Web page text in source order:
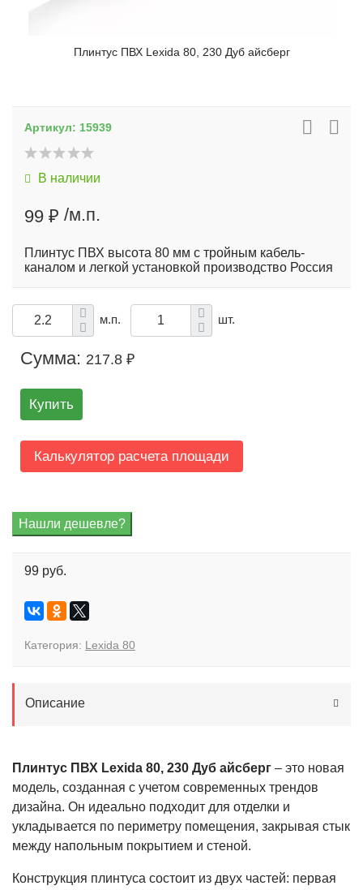
Плинтус ПВХ Lexida 80, 230 Дуб айсберг
Артикул: 15939
В наличии
99 ₽ /м.п.
Плинтус ПВХ высота 80 мм с тройным кабель-
каналом и легкой установкой производство Россия
м.п. шт.
Сумма: 217.8 ₽
Купить
Калькулятор расчета площади
99 руб.
Категория: Lexida 80
Описание
Плинтус ПВХ Lexida 80, 230 Дуб айсберг – это новая
модель, созданная с учетом современных трендов
дизайна. Он идеально подходит для отделки и
укладывается по периметру помещения, закрывая стык
между напольным покрытием и стеной.
Конструкция плинтуса состоит из двух частей: первая